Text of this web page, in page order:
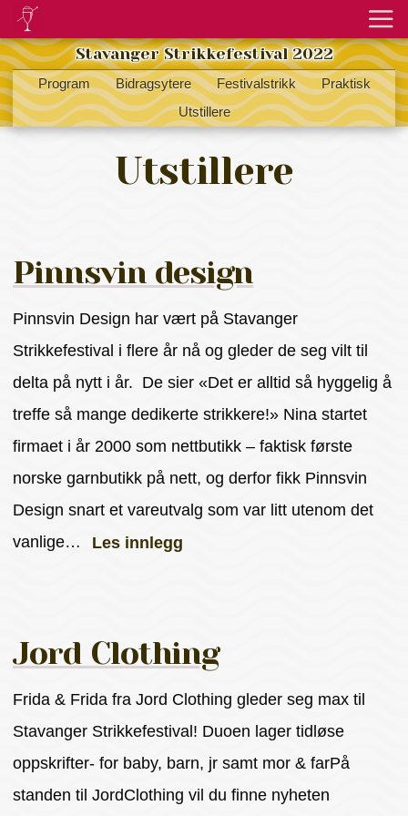
Stavanger Strikkefestival 2022
Program Bidragsytere Festivalstrikk
Praktisk
Utstillere
Utstillere
Pinnsvin design
Pinnsvin Design har vært på Stavanger
Strikkefestival i flere år nå og gleder de seg vilt til
delta på nytt i år. De sier «Det er alltid så hyggelig å
treffe så mange dedikerte strikkere!» Nina startet
firmaet i år 2000 som nettbutikk – faktisk første
norske garnbutikk på nett, og derfor fikk Pinnsvin
Design snart et vareutvalg som var litt utenom det
vanlige…
Les innlegg
Jord Clothing
Frida & Frida fra Jord Clothing gleder seg max til
Stavanger Strikkefestival! Duoen lager tidløse
oppskrifter- for baby, barn, jr samt mor & farPå
standen til JordClothing vil du finne nyheten